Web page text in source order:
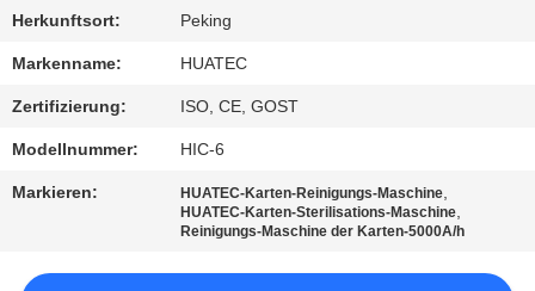
TRETEN
SIE
MIT
UNS
IN
VERBINDUNG
Herkunftsort: Peking
Markenname: HUATEC
Zertifizierung: ISO, CE, GOST
Modellnummer: HIC-6
Markieren: HUATEC-Karten-Reinigungs-Maschine,
HUATEC-Karten-Sterilisations-Maschine,
Reinigungs-Maschine der Karten-5000A/h